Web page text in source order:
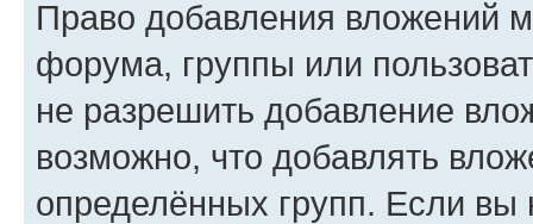
Право добавления вложений
форума, группы или
не разрешить добавление
возможно, что добавлять
определённых групп. Если вы